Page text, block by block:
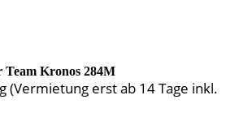
Team Kronos 284M
(Vermietung erst ab 14 Tage inkl.